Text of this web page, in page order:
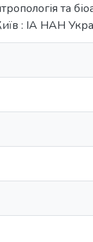
та
: ІА НАН